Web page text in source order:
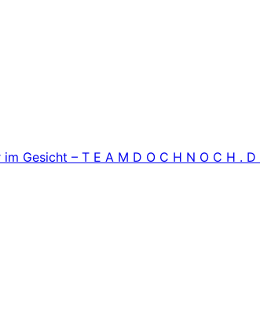
im Gesicht – T E A M D O C H N O C H . D